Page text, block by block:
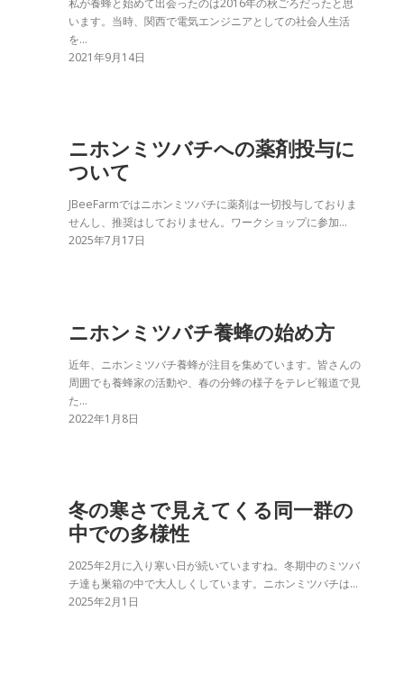
います。当時、関西で電気エンジニアとしての社会人生活
を…
2021年9月14日
ニホンミツバチへの薬剤投与に
ついて
JBeeFarmではニホンミツバチに薬剤は一切投与しておりま
せんし、推奨はしておりません。ワークショップに参加…
2025年7月17日
ニホンミツバチ養蜂の始め方
近年、ニホンミツバチ養蜂が注目を集めています。皆さんの
周囲でも養蜂家の活動や、春の分蜂の様子をテレビ報道で見
た…
2022年1月8日
冬の寒さで見えてくる同一群の
中での多様性
2025年2月に入り寒い日が続いていますね。冬期中のミツバ
チ達も巣箱の中で大人しくしています。ニホンミツバチは…
2025年2月1日